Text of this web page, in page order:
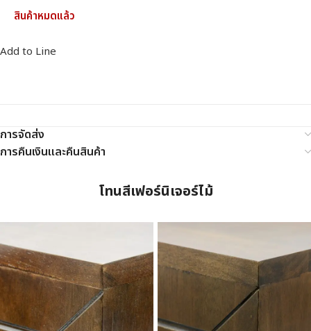
สินค้าหมดแล้ว
Add to Line
การจัดส่ง
การคืนเงินและคืนสินค้า
โทนสีเฟอร์นิเจอร์ไม้